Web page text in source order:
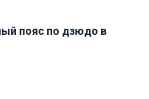
пояс по дзюдо в